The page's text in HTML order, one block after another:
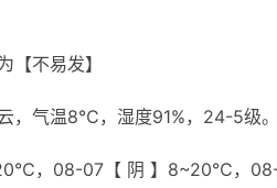
【不易发】
，气温8℃，湿度91%，24-5级。
，08-07【 阴 】8~20℃，